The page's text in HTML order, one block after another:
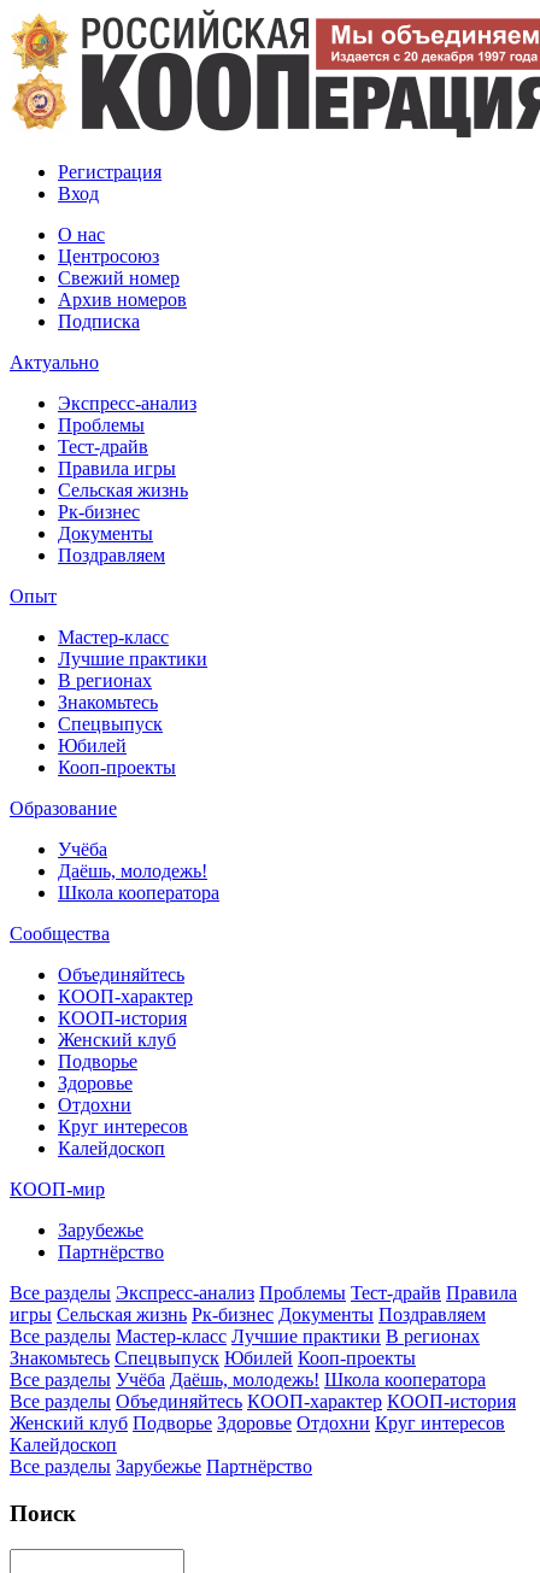
Регистрация
Вход
О нас
Центросоюз
Свежий номер
Архив номеров
Подписка
Актуально
Экспресс-анализ
Проблемы
Тест-драйв
Правила игры
Сельская жизнь
Рк-бизнес
Документы
Поздравляем
Опыт
Мастер-класс
Лучшие практики
В регионах
Знакомьтесь
Спецвыпуск
Юбилей
Кооп-проекты
Образование
Учёба
Даёшь, молодежь!
Школа кооператора
Сообщества
Объединяйтесь
КООП-характер
КООП-история
Женский клуб
Подворье
Здоровье
Отдохни
Круг интересов
Калейдоскоп
КООП-мир
Зарубежье
Партнёрство
Все разделы Экспресс-анализ Проблемы Тест-драйв Правила
игры Сельская жизнь Рк-бизнес Документы Поздравляем
Все разделы Мастер-класс Лучшие практики В регионах
Знакомьтесь Спецвыпуск Юбилей Кооп-проекты
Все разделы Учёба Даёшь, молодежь! Школа кооператора
Все разделы Объединяйтесь КООП-характер КООП-история
Женский клуб Подворье Здоровье Отдохни Круг интересов
Калейдоскоп
Все разделы Зарубежье Партнёрство
Поиск